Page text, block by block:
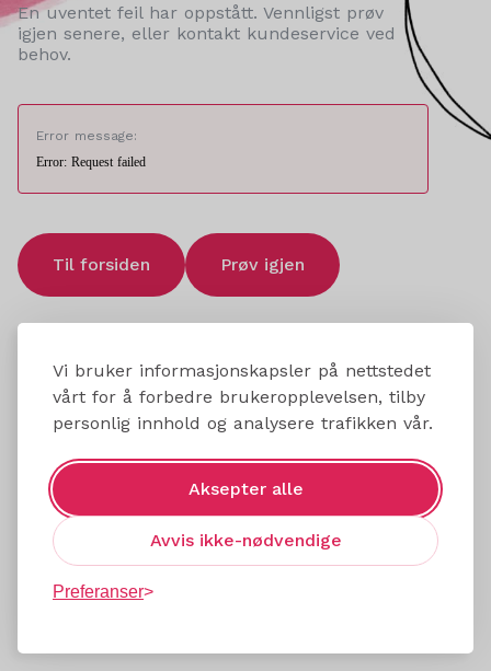
Vi bruker informasjonskapsler på nettstedet
vårt for å forbedre brukeropplevelsen, tilby
personlig innhold og analysere trafikken vår.
Aksepter alle
Avvis ikke-nødvendige
Preferanser
En uventet feil har oppstått. Vennligst prøv
igjen senere, eller kontakt kundeservice ved
behov.
Error message:
Error: Request failed
Til forsiden Prøv igjen